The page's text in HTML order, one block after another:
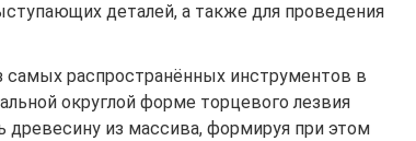
деталей, а также для проведения
самых распространённых инструментов в
округлой форме торцевого лезвия
древесину из массива, формируя при этом